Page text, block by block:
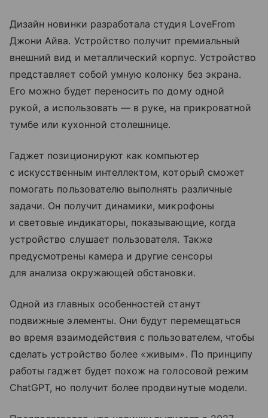
Дизайн новинки разработала студия LoveFrom
Джони Айва. Устройство получит премиальный
внешний вид и металлический корпус. Устройство
представляет собой умную колонку без экрана.
Его можно будет переносить по дому одной
рукой, а использовать — в руке, на прикроватной
тумбе или кухонной столешнице.
Гаджет позиционируют как компьютер
с искусственным интеллектом, который сможет
помогать пользователю выполнять различные
задачи. Он получит динамики, микрофоны
и световые индикаторы, показывающие, когда
устройство слушает пользователя. Также
предусмотрены камера и другие сенсоры
для анализа окружающей обстановки.
Одной из главных особенностей станут
подвижные элементы. Они будут перемещаться
во время взаимодействия с пользователем, чтобы
сделать устройство более «живым». По принципу
работы гаджет будет похож на голосовой режим
ChatGPT, но получит более продвинутые модели.